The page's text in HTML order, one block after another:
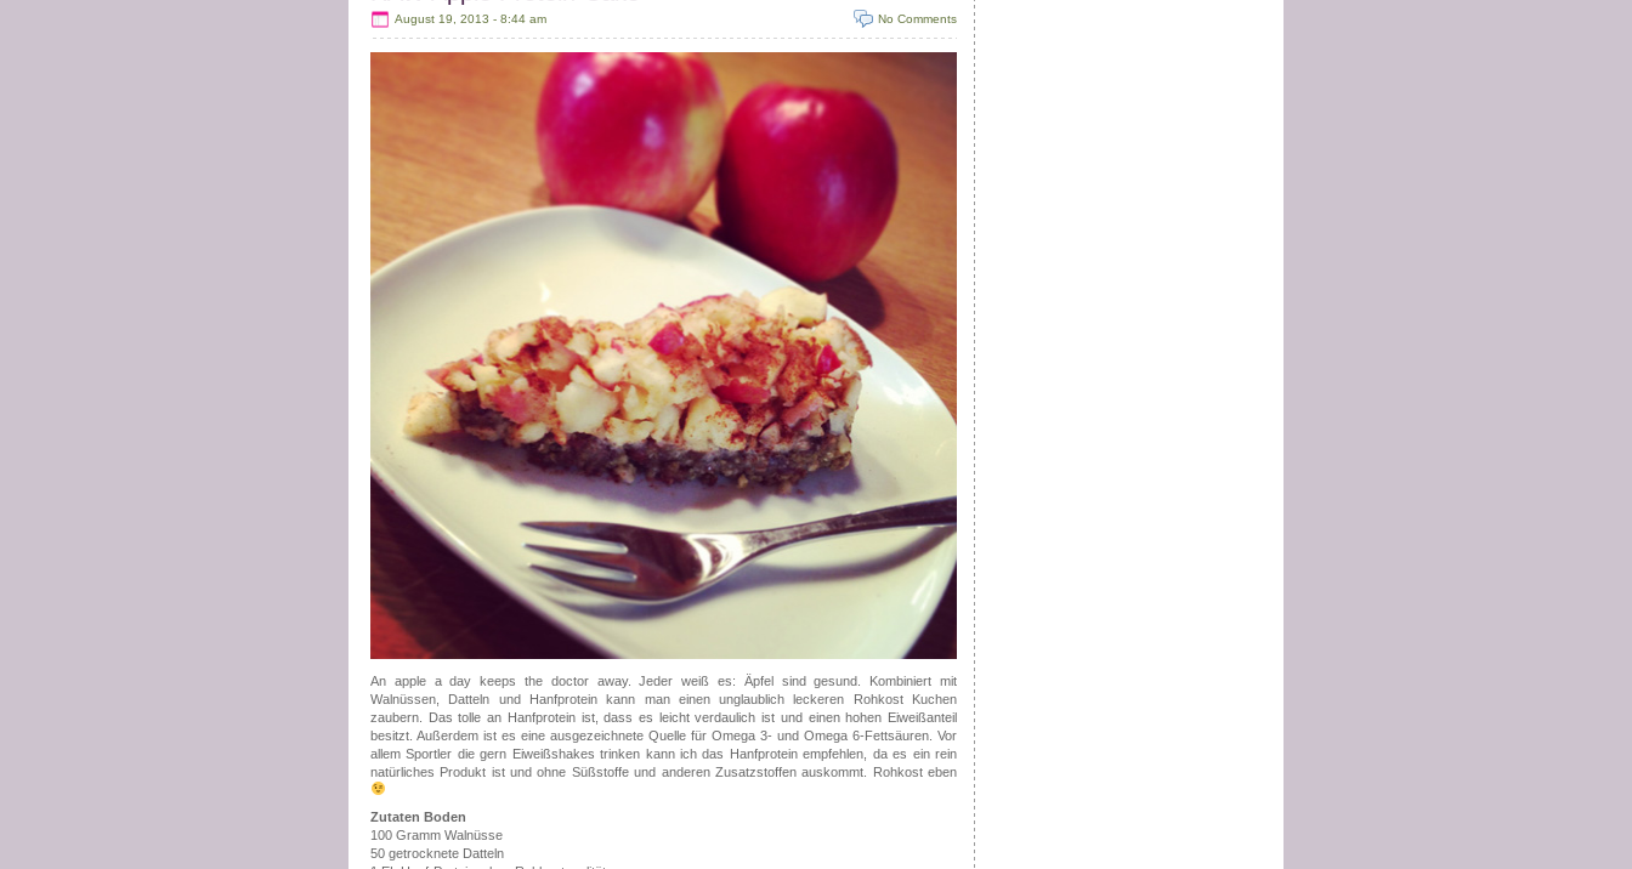
August 19, 2013 - 8:44 am No Comments
An apple a day keeps the doctor away. Jeder weiß es: Äpfel sind gesund. Kombiniert mit
Walnüssen, Datteln und Hanfprotein kann man einen unglaublich leckeren Rohkost Kuchen
zaubern. Das tolle an Hanfprotein ist, dass es leicht verdaulich ist und einen hohen Eiweißanteil
besitzt. Außerdem ist es eine ausgezeichnete Quelle für Omega 3- und Omega 6-Fettsäuren. Vor
allem Sportler die gern Eiweißshakes trinken kann ich das Hanfprotein empfehlen, da es ein rein
natürliches Produkt ist und ohne Süßstoffe und anderen Zusatzstoffen auskommt. Rohkost eben
Zutaten Boden
100 Gramm Walnüsse
50 getrocknete Datteln